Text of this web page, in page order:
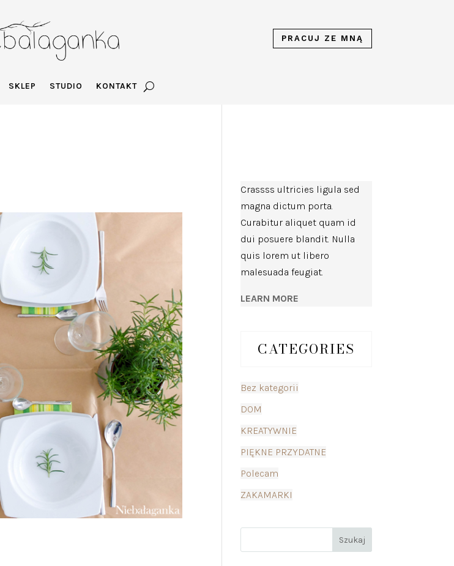
PRACUJ ZE MNĄ
SKLEP STUDIO KONTAKT
Crassss ultricies ligula sed
magna dictum porta.
Curabitur aliquet quam id
dui posuere blandit. Nulla
quis lorem ut libero
malesuada feugiat.
LEARN MORE
CATEGORIES
Bez kategorii
DOM
KREATYWNIE
PIĘKNE PRZYDATNE
Polecam
ZAKAMARKI